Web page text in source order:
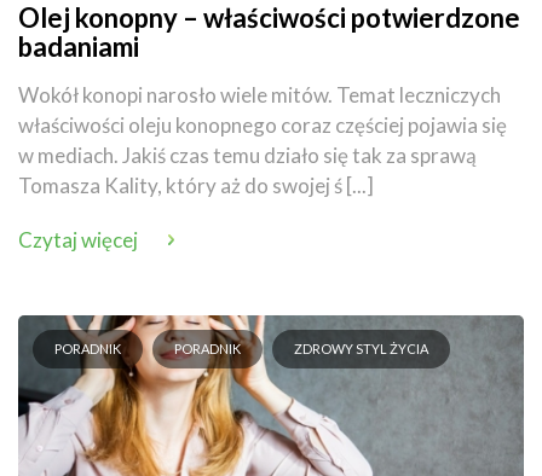
Olej konopny – właściwości potwierdzone
badaniami
Wokół konopi narosło wiele mitów. Temat leczniczych
właściwości oleju konopnego coraz częściej pojawia się
w mediach. Jakiś czas temu działo się tak za sprawą
Tomasza Kality, który aż do swojej ś [...]
Czytaj więcej
PORADNIK PORADNIK ZDROWY STYL ŻYCIA